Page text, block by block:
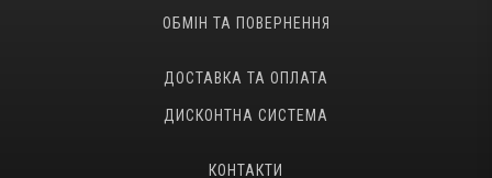
ОБМІН ТА ПОВЕРНЕННЯ
ДОСТАВКА ТА ОПЛАТА
ДИСКОНТНА СИСТЕМА
КОНТАКТИ